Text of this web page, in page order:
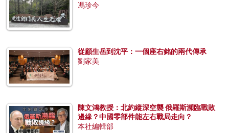
馮珍今
從顧生岳到沈平：一個座右銘的兩代傳承
劉家美
陳文鴻教授：北約縱深空襲 俄羅斯瀕臨戰敗
邊緣？中國零部件能左右戰局走向？
本社編輯部